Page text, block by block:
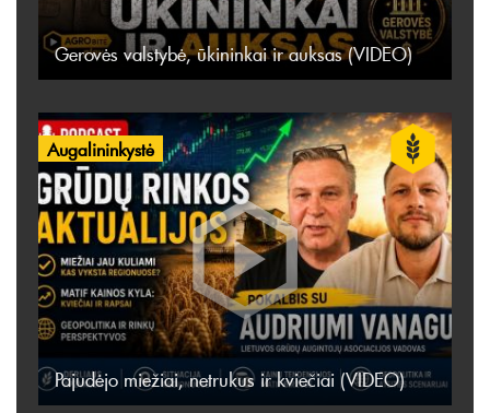
Gerovės valstybė, ūkininkai ir auksas (VIDEO)
Augalininkystė
Pajudėjo miežiai, netrukus ir kviečiai (VIDEO)